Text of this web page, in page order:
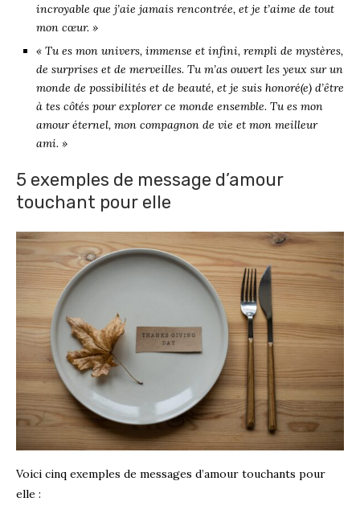
incroyable que j’aie jamais rencontrée, et je t’aime de tout
mon cœur. »
« Tu es mon univers, immense et infini, rempli de mystères,
de surprises et de merveilles. Tu m’as ouvert les yeux sur un
monde de possibilités et de beauté, et je suis honoré(e) d’être
à tes côtés pour explorer ce monde ensemble. Tu es mon
amour éternel, mon compagnon de vie et mon meilleur
ami. »
5 exemples de message d’amour
touchant pour elle
Voici cinq exemples de messages d’amour touchants pour
elle :